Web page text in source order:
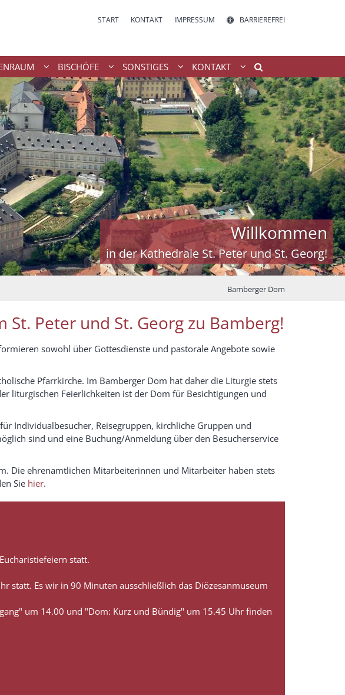
START KONTAKT IMPRESSUM BARRIEREFREI
BISCHÖFE SONSTIGES KONTAKT
Willkommen
in der Kathedrale St. Peter und St. Georg!
Bamberger Dom
Peter und St. Georg zu Bamberg!
sowohl über Gottesdienste und pastorale Angebote sowie
Pfarrkirche. Im Bamberger Dom hat daher die Liturgie stets
liturgischen Feierlichkeiten ist der Dom für Besichtigungen und
Individualbesucher, Reisegruppen, kirchliche Gruppen und
sind und eine Buchung/Anmeldung über den Besucherservice
Die ehrenamtlichen Mitarbeiterinnen und Mitarbeiter haben stets
Sie hier.
statt.
statt. Es wir in 90 Minuten ausschließlich das Diözesanmuseum
um 14.00 und "Dom: Kurz und Bündig" um 15.45 Uhr finden